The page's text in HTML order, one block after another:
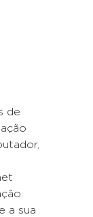
de
a sua